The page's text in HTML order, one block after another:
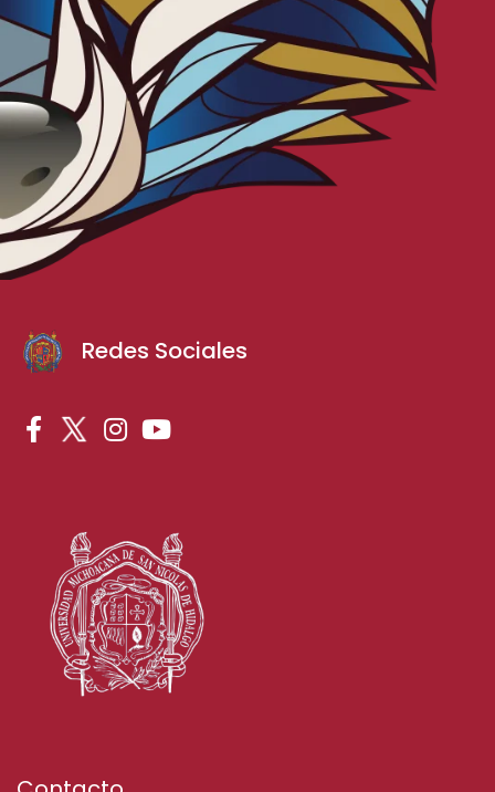
Redes Sociales